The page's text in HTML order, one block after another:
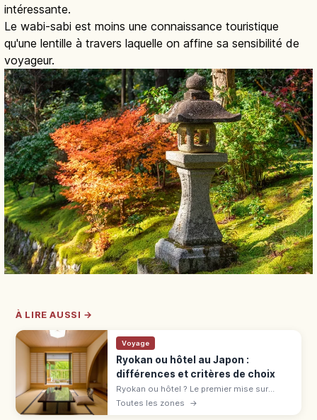
intéressante.
Le wabi-sabi est moins une connaissance touristique
qu'une lentille à travers laquelle on affine sa sensibilité de
voyageur.
À LIRE AUSSI →
Voyage
Ryokan ou hôtel au Japon :
différences et critères de choix
Ryokan ou hôtel ? Le premier mise sur
l'omotenashi : tatami, onsen, yukata,
Toutes les zones →